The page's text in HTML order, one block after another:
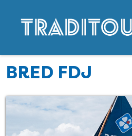
BRED FDJ